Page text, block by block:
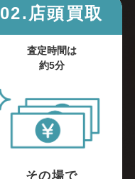
02.店頭買取
査定時間は
約5分
その場で